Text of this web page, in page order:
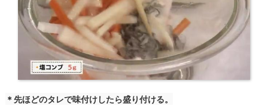
＊先ほどのタレで味付けしたら盛り付ける。